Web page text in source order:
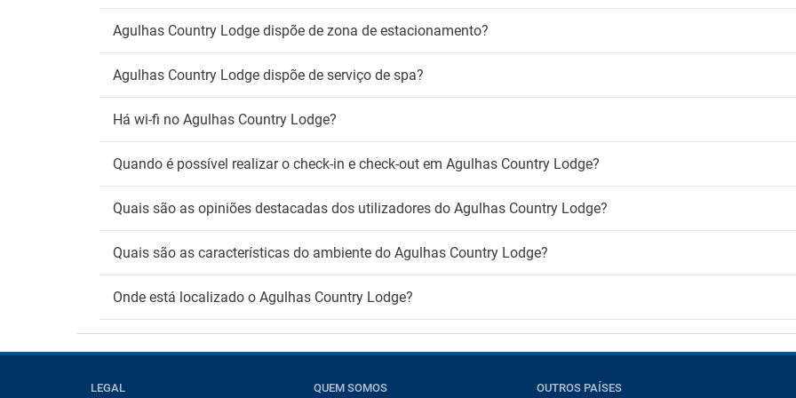
Agulhas Country Lodge dispõe de zona de estacionamento?
Agulhas Country Lodge dispõe de serviço de spa?
Há wi-fi no Agulhas Country Lodge?
Quando é possível realizar o check-in e check-out em Agulhas Country Lodge?
Quais são as opiniões destacadas dos utilizadores do Agulhas Country Lodge?
Quais são as características do ambiente do Agulhas Country Lodge?
Onde está localizado o Agulhas Country Lodge?
LEGAL QUEM SOMOS OUTROS PAÍSES